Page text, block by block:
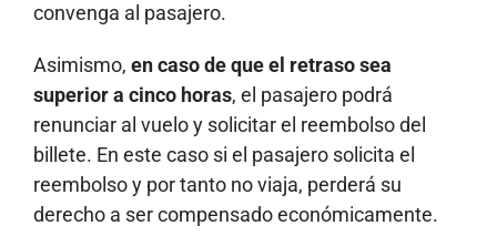
convenga al pasajero.
Asimismo, en caso de que el retraso sea
superior a cinco horas, el pasajero podrá
renunciar al vuelo y solicitar el reembolso del
billete. En este caso si el pasajero solicita el
reembolso y por tanto no viaja, perderá su
derecho a ser compensado económicamente.